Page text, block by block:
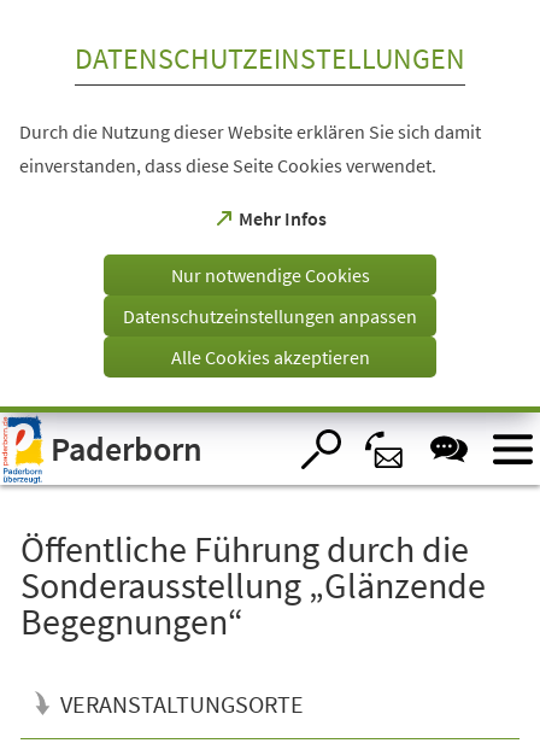
Visuelle
Assistenzsoftware
öffnen.
DATENSCHUTZEINSTELLUNGEN
Durch die Nutzung dieser Website erklären Sie sich damit
einverstanden, dass diese Seite Cookies verwendet.
Mehr Infos
(Öffnet
einem
Tab)
Nur notwendige Cookies
Datenschutzeinstellungen anpassen
Alle Cookies akzeptieren
Paderborn
Öffentliche Führung durch die
Sonderausstellung „Glänzende
Begegnungen“
VERANSTALTUNGSORTE